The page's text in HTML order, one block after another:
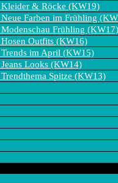
& Röcke (KW19)
Farben im Frühling
Frühling (KW17)
Outfits (KW16)
im April (KW15)
Looks (KW14)
Spitze (KW13)